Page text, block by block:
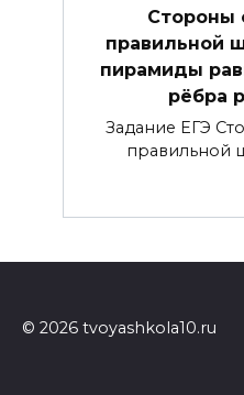
Стороны
правильной
пирамиды
рёбра
Задание ЕГЭ
правильной
© 2026 tvoyashkola10.ru